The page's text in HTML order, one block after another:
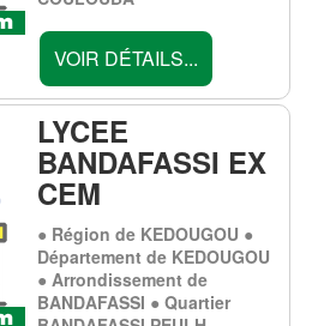
VOIR DÉTAILS...
LYCEE
BANDAFASSI EX
CEM
● Région de KEDOUGOU ●
Département de KEDOUGOU
● Arrondissement de
BANDAFASSI ● Quartier